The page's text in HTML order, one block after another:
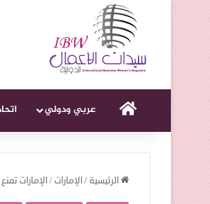
الرئيسيةعربي ودولي
الرئيسية/الإمارات /الإمارات